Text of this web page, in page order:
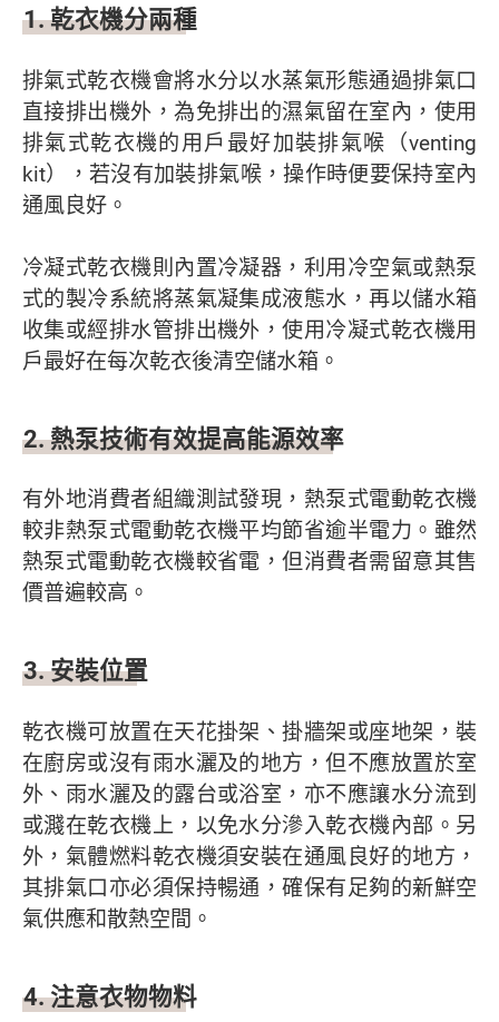
1. 乾衣機分兩種
排氣式乾衣機會將水分以水蒸氣形態通過排氣口
直接排出機外，為免排出的濕氣留在室內，使用
排氣式乾衣機的用戶最好加裝排氣喉（venting
kit），若沒有加裝排氣喉，操作時便要保持室內
通風良好。
冷凝式乾衣機則內置冷凝器，利用冷空氣或熱泵
式的製冷系統將蒸氣凝集成液態水，再以儲水箱
收集或經排水管排出機外，使用冷凝式乾衣機用
戶最好在每次乾衣後清空儲水箱。
2. 熱泵技術有效提高能源效率
有外地消費者組織測試發現，熱泵式電動乾衣機
較非熱泵式電動乾衣機平均節省逾半電力。雖然
熱泵式電動乾衣機較省電，但消費者需留意其售
價普遍較高。
3. 安裝位置
乾衣機可放置在天花掛架、掛牆架或座地架，裝
在廚房或沒有雨水灑及的地方，但不應放置於室
外、雨水灑及的露台或浴室，亦不應讓水分流到
或濺在乾衣機上，以免水分滲入乾衣機內部。另
外，氣體燃料乾衣機須安裝在通風良好的地方，
其排氣口亦必須保持暢通，確保有足夠的新鮮空
氣供應和散熱空間。
4. 注意衣物物料